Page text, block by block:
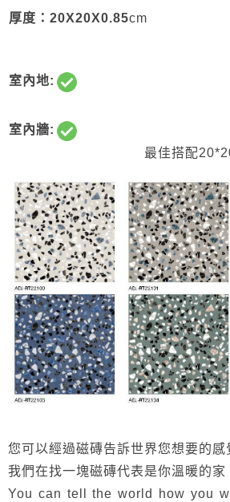
厚度：20X20X0.85cm
室內地:
室內牆:
最佳搭配20*20 水
您可以經過磁磚告訴世界您想要的感
我們在找一塊磁磚代表是你溫暖的家
You can tell the world how you